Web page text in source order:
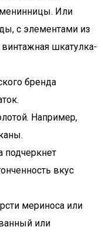
Или
с элементами из
шкатулка-
бренда
Например,
подчеркнет
вкус
мериноса или
или